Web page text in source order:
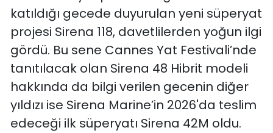
katıldığı gecede duyurulan yeni süperyat
projesi Sirena 118, davetlilerden yoğun ilgi
gördü. Bu sene Cannes Yat Festivali’nde
tanıtılacak olan Sirena 48 Hibrit modeli
hakkında da bilgi verilen gecenin diğer
yıldızı ise Sirena Marine’in 2026'da teslim
edeceği ilk süperyatı Sirena 42M oldu.